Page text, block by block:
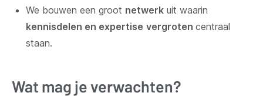
We bouwen een groot netwerk uit waarin
kennisdelen en expertise vergroten centraal
staan.
Wat mag je verwachten?